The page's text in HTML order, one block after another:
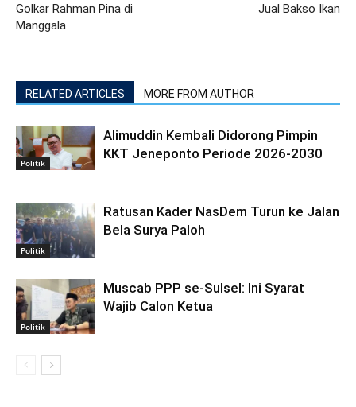
Golkar Rahman Pina di
Manggala
Jual Bakso Ikan
RELATED ARTICLES MORE FROM AUTHOR
Politik
Alimuddin Kembali Didorong Pimpin
KKT Jeneponto Periode 2026-2030
Politik
Ratusan Kader NasDem Turun ke Jalan
Bela Surya Paloh
Politik
Muscab PPP se-Sulsel: Ini Syarat
Wajib Calon Ketua